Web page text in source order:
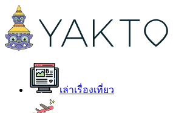
เล่าเรื่องเที่ยว